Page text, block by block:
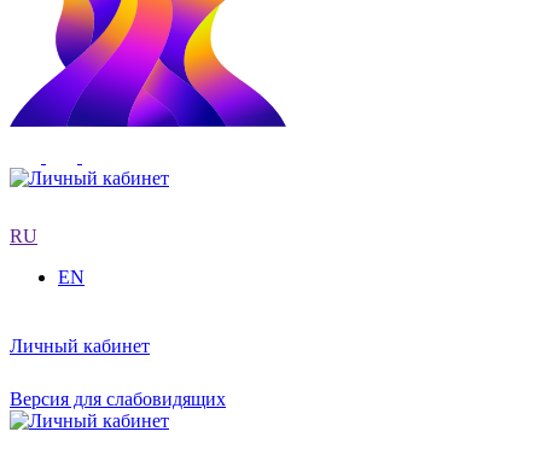
RU
EN
Личный кабинет
Версия для слабовидящих